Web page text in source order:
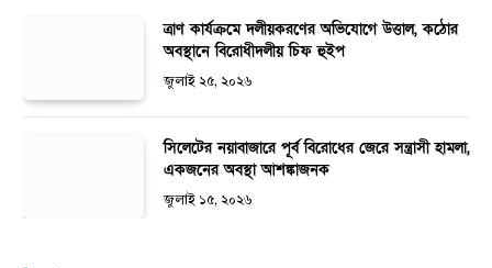
ত্রাণ কার্যক্রমে দলীয়করণের অভিযোগে উত্তাল, কঠোর
অবস্থানে বিরোধীদলীয় চিফ হুইপ
জুলাই ২৫, ২০২৬
সিলেটের নয়াবাজারে পূর্ব বিরোধের জেরে সন্ত্রাসী হামলা,
একজনের অবস্থা আশঙ্কাজনক
জুলাই ১৫, ২০২৬